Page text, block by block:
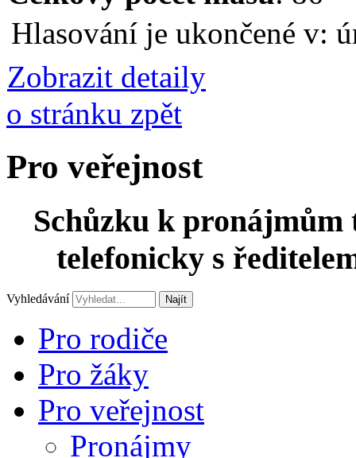
Hlasování je ukončené v:
Zobrazit detaily
o stránku zpět
Pro veřejnost
Schůzku k pronájmům
telefonicky s
Vyhledávání Najít
Pro rodiče
Pro žáky
Pro veřejnost
Pronájmy